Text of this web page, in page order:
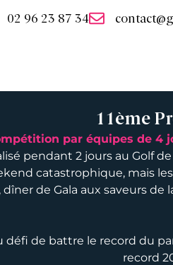
02 96 23 87 34
11ème
par équipes de 4
pendant 2 jours au Golf
catastrophique, mais
de Gala aux saveurs
défi de battre le record du
record